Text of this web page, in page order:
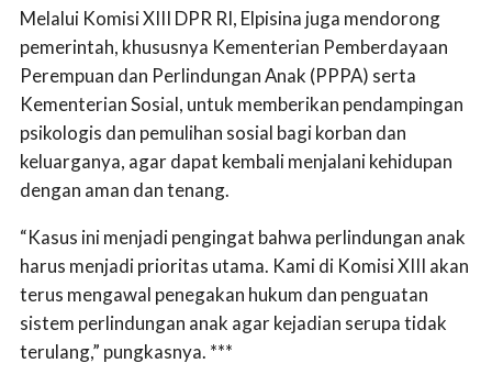
Melalui Komisi XIII DPR RI, Elpisina juga mendorong
pemerintah, khususnya Kementerian Pemberdayaan
Perempuan dan Perlindungan Anak (PPPA) serta
Kementerian Sosial, untuk memberikan pendampingan
psikologis dan pemulihan sosial bagi korban dan
keluarganya, agar dapat kembali menjalani kehidupan
dengan aman dan tenang.
“Kasus ini menjadi pengingat bahwa perlindungan anak
harus menjadi prioritas utama. Kami di Komisi XIII akan
terus mengawal penegakan hukum dan penguatan
sistem perlindungan anak agar kejadian serupa tidak
terulang,” pungkasnya. ***